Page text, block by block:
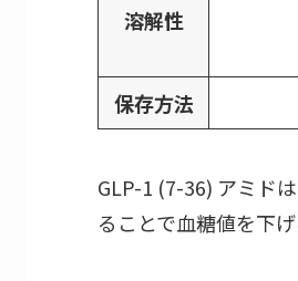
溶解性
保存方法
GLP-1 (7-36) アミド
ることで血糖値を下